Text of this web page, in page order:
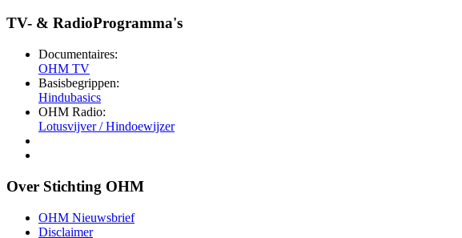
TV- & RadioProgramma's
Documentaires:
OHM TV
Basisbegrippen:
Hindubasics
OHM Radio:
Lotusvijver / Hindoewijzer
Over Stichting OHM
OHM Nieuwsbrief
Disclaimer